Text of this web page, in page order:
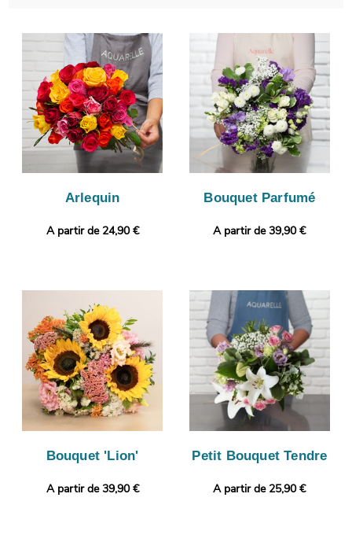
seconde étape est l’empaquetage de votre composition florale,
avec un vase de transport, puis viendra la prise d’une photo de
l’ensemble. Nous vous ferons ensuite parvenir cette photo de
manière à ce que vous puissiez vous assurer que le bouquet
que nous avons composé correspond à celui que vous avez
commandé. Puis, il sera expédié dans les meilleurs délais à
Saint-Laurent-Du-Pont. Notre petit plus ? Gratuitement et en
quelques clics, votre commande pourra être personnalisée avec
un message ou une photo.
Arlequin
A partir de 24,90 €
Bouquet Parfumé
A partir de 39,90 €
Bouquet 'Lion'
A partir de 39,90 €
Petit Bouquet Tendre
A partir de 25,90 €